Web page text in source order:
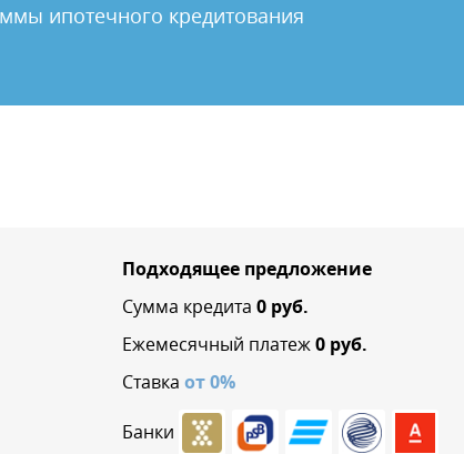
ипотечного кредитования
Подходящее предложение
Сумма кредита 0 руб.
Ежемесячный платеж 0 руб.
Ставка от0%
Банки